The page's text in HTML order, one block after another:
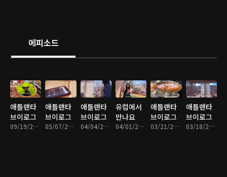
에피소드
애틀랜타
브이로그
09/19/2025 • 16분
애틀랜타
브이로그
05/07/2025 • 11분
애틀랜타
브이로그
04/04/2025 • 15분
유럽에서
만나요
04/01/2025 • 3분
애틀랜타
브이로그
03/21/2025 • 13분
애틀랜타
브이로그
03/18/2025 • 20분